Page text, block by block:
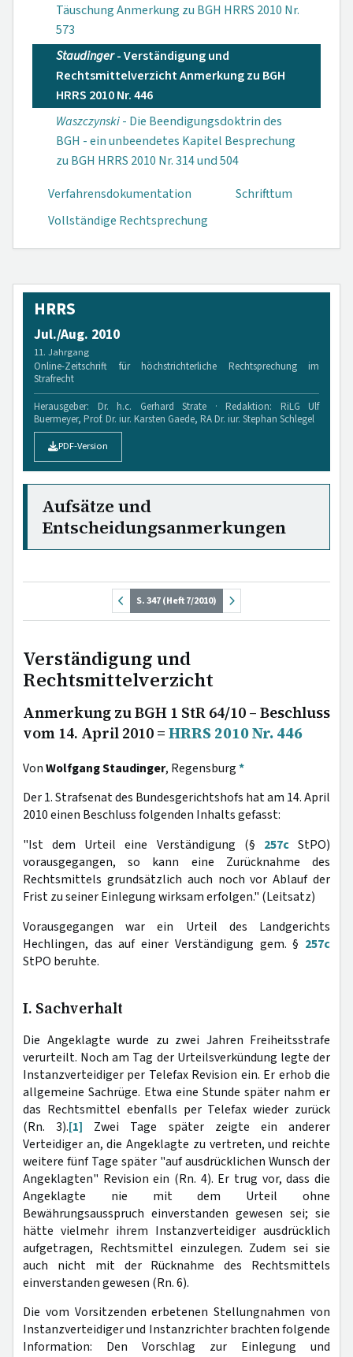
Täuschung Anmerkung zu BGH HRRS 2010 Nr.
573
Staudinger- Verständigung und
Rechtsmittelverzicht Anmerkung zu BGH
HRRS 2010 Nr. 446
Waszczynski- Die Beendigungsdoktrin des
BGH - ein unbeendetes Kapitel Besprechung
zu BGH HRRS 2010 Nr. 314 und 504
Verfahrensdokumen­tation
Schrifttum
Vollständige Rechtsprechung
HRRS
Jul./Aug. 2010
11. Jahrgang
Online-Zeitschrift für höchstrichterliche Rechtsprechung im
Strafrecht
Herausgeber: Dr. h.c. Gerhard Strate · Redaktion: RiLG Ulf
Buermeyer, Prof. Dr. iur. Karsten Gaede, RA Dr. iur. Stephan Schlegel
PDF-Version
Aufsätze und
Entscheidungsanmerkungen
S. 347 (Heft 7/2010)
Verständigung und
Rechtsmittelverzicht
Anmerkung zu BGH 1 StR 64/10 – Beschluss
vom 14. April 2010 = HRRS 2010 Nr. 446
VonWolfgang Staudinger, Regensburg*
Der 1. Strafsenat des Bundesgerichtshofs hat am 14. April
2010 einen Beschluss folgenden Inhalts gefasst:
"Ist dem Urteil eine Verständigung (§ 257cStPO)
vorausgegangen, so kann eine Zurücknahme des
Rechtsmittels grundsätzlich auch noch vor Ablauf der
Frist zu seiner Einlegung wirksam erfolgen." (Leitsatz)
Vorausgegangen war ein Urteil des Landgerichts
Hechlingen, das auf einer Verständigung gem. § 257c
StPO beruhte.
I. Sachverhalt
Die Angeklagte wurde zu zwei Jahren Freiheitsstrafe
verurteilt. Noch am Tag der Urteilsverkündung legte der
Instanzverteidiger per Telefax Revision ein. Er erhob die
allgemeine Sachrüge. Etwa eine Stunde später nahm er
das Rechtsmittel ebenfalls per Telefax wieder zurück
(Rn. 3).[1] Zwei Tage später zeigte ein anderer
Verteidiger an, die Angeklagte zu vertreten, und reichte
weitere fünf Tage später "auf ausdrücklichen Wunsch der
Angeklagten" Revision ein (Rn. 4). Er trug vor, dass die
Angeklagte nie mit dem Urteil ohne
Bewährungsausspruch einverstanden gewesen sei; sie
hätte vielmehr ihrem Instanzverteidiger ausdrücklich
aufgetragen, Rechtsmittel einzulegen. Zudem sei sie
auch nicht mit der Rücknahme des Rechtsmittels
einverstanden gewesen (Rn. 6).
Die vom Vorsitzenden erbetenen Stellungnahmen von
Instanzverteidiger und Instanzrichter brachten folgende
Information: Den Vorschlag zur Einlegung und